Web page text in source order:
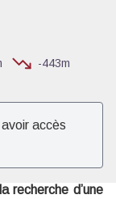
plein écran
-443m
accès
recherche d’une